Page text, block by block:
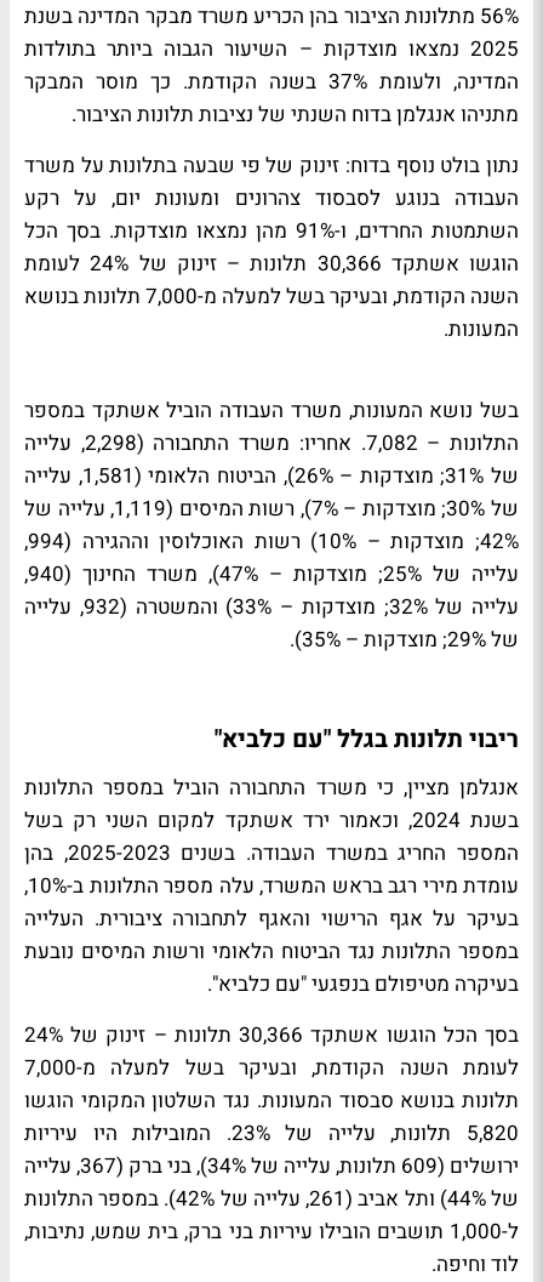
56% מתלונות הציבור בהן הכריע משרד מבקר המדינה בשנת
2025 נמצאו מוצדקות – השיעור הגבוה ביותר בתולדות
המדינה, ולעומת 37% בשנה הקודמת. כך מוסר המבקר
מתניהו אנגלמן בדוח השנתי של נציבות תלונות הציבור.
נתון בולט נוסף בדוח: זינוק של פי שבעה בתלונות על משרד
העבודה בנוגע לסבסוד צהרונים ומעונות יום, על רקע
השתמטות החרדים, ו-91% מהן נמצאו מוצדקות. בסך הכל
הוגשו אשתקד 30,366 תלונות – זינוק של 24% לעומת
השנה הקודמת, ובעיקר בשל למעלה מ-7,000 תלונות בנושא
המעונות.
בשל נושא המעונות, משרד העבודה הוביל אשתקד במספר
התלונות – 7,082. אחריו: משרד התחבורה (2,298, עלייה
של 31%; מוצדקות – 26%), הביטוח הלאומי (1,581, עלייה
של 30%; מוצדקות – 7%), רשות המיסים (1,119, עלייה של
42%; מוצדקות – 10%) רשות האוכלוסין וההגירה (994,
עלייה של 25%; מוצדקות – 47%), משרד החינוך (940,
עלייה של 32%; מוצדקות – 33%) והמשטרה (932, עלייה
של 29%; מוצדקות – 35%).
ריבוי תלונות בגלל "עם כלביא"
אנגלמן מציין, כי משרד התחבורה הוביל במספר התלונות
בשנת 2024, וכאמור ירד אשתקד למקום השני רק בשל
המספר החריג במשרד העבודה. בשנים 2025-2023, בהן
עומדת מירי רגב בראש המשרד, עלה מספר התלונות ב-10%,
בעיקר על אגף הרישוי והאגף לתחבורה ציבורית. העלייה
במספר התלונות נגד הביטוח הלאומי ורשות המיסים נובעת
בעיקרה מטיפולם בנפגעי "עם כלביא".
בסך הכל הוגשו אשתקד 30,366 תלונות – זינוק של 24%
לעומת השנה הקודמת, ובעיקר בשל למעלה מ-7,000
תלונות בנושא סבסוד המעונות. נגד השלטון המקומי הוגשו
5,820 תלונות, עלייה של 23%. המובילות היו עיריות
ירושלים (609 תלונות, עלייה של 34%), בני ברק (367, עלייה
של 44%) ותל אביב (261, עלייה של 42%). במספר התלונות
ל-1,000 תושבים הובילו עיריות בני ברק, בית שמש, נתיבות,
לוד וחיפה.